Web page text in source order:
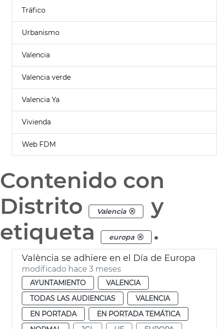
Tráfico
Urbanismo
Valencia
Valencia verde
Valencia Ya
Vivienda
Web FDM
Contenido con
Distrito
Valencia
y
etiqueta
europa .
València se adhiere en el Día de Europa
modificado hace 3 meses
AYUNTAMIENTO
VALENCIA
TODAS LAS AUDIENCIAS
VALENCIA
EN PORTADA
EN PORTADA TEMÁTICA